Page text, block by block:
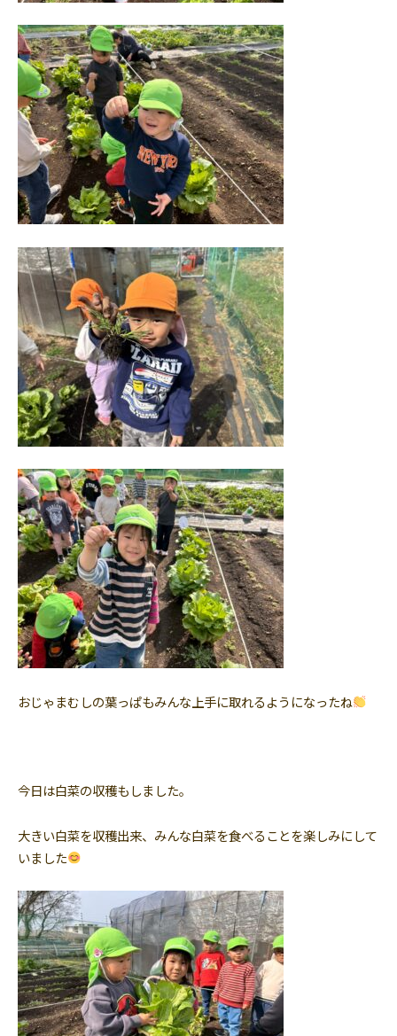
おじゃまむしの葉っぱもみんな上手に取れるようになったね
今日は白菜の収穫もしました。
大きい白菜を収穫出来、みんな白菜を食べることを楽しみにして
いました